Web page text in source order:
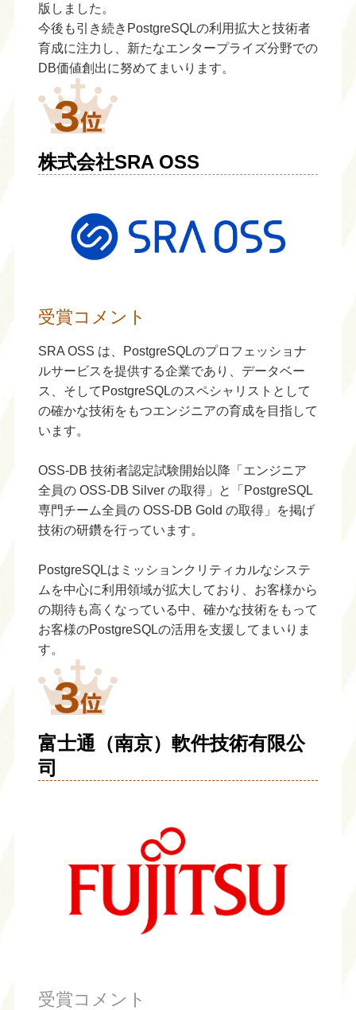
版しました。
今後も引き続きPostgreSQLの利用拡大と技術者
育成に注力し、新たなエンタープライズ分野での
DB価値創出に努めてまいります。
株式会社SRA OSS
受賞コメント
SRA OSS は、PostgreSQLのプロフェッショナ
ルサービスを提供する企業であり、データベー
ス、そしてPostgreSQLのスペシャリストとして
の確かな技術をもつエンジニアの育成を目指して
います。
OSS-DB 技術者認定試験開始以降「エンジニア
全員の OSS-DB Silver の取得」と「PostgreSQL
専門チーム全員の OSS-DB Gold の取得」を掲げ
技術の研鑽を行っています。
PostgreSQLはミッションクリティカルなシステ
ムを中心に利用領域が拡大しており、お客様から
の期待も高くなっている中、確かな技術をもって
お客様のPostgreSQLの活用を支援してまいりま
す。
富士通（南京）軟件技術有限公
司
受賞コメント